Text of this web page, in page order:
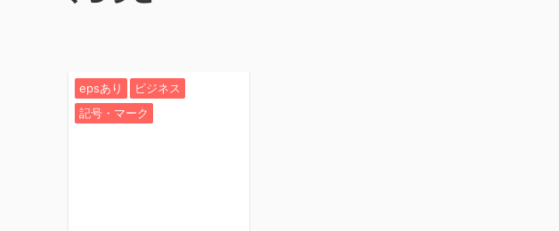
epsあり
ビジネス
記号・マーク